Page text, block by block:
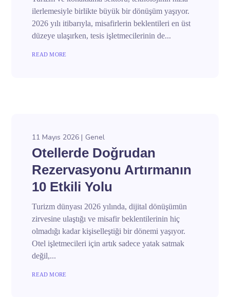
ilerlemesiyle birlikte büyük bir dönüşüm yaşıyor.
2026 yılı itibarıyla, misafirlerin beklentileri en üst
düzeye ulaşırken, tesis işletmecilerinin de...
READ MORE
11 Mayıs 2026 Genel
Otellerde Doğrudan
Rezervasyonu Artırmanın
10 Etkili Yolu
Turizm dünyası 2026 yılında, dijital dönüşümün
zirvesine ulaştığı ve misafir beklentilerinin hiç
olmadığı kadar kişiselleştiği bir dönemi yaşıyor.
Otel işletmecileri için artık sadece yatak satmak
değil,...
READ MORE